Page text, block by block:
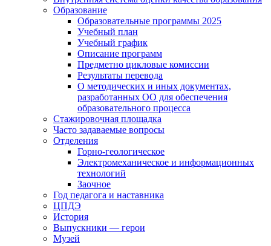
Образование
Образовательные программы 2025
Учебный план
Учебный график
Описание программ
Предметно цикловые комиссии
Результаты перевода
О методических и иных документах,
разработанных ОО для обеспечения
образовательного процесса
Стажировочная площадка
Часто задаваемые вопросы
Отделения
Горно-геологическое
Электромеханическое и информационных
технологий
Заочное
Год педагога и наставника
ЦПДЭ
История
Выпускники — герои
Музей